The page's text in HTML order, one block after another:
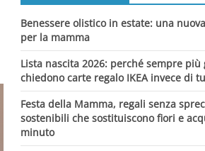
Benessere olistico in estate: una
per la mamma
Lista nascita 2026: perché sempre
chiedono carte regalo IKEA invece di
Festa della Mamma, regali senza
sostenibili che sostituiscono fiori e
minuto